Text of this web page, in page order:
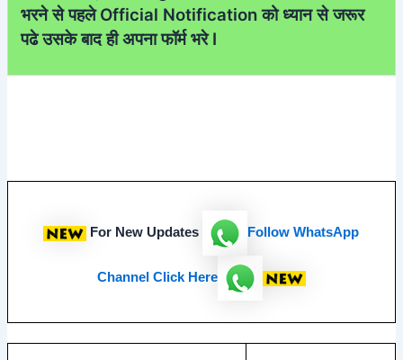
भरने से पहले Official Notification को ध्यान से जरूर
पढे उसके बाद ही अपना फॉर्म भरे I
For New Updates FollowWhatsApp
Channel Click Here